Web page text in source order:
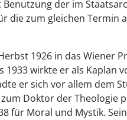
der im
die zum gleichen Termin
1926 in das Wiener
wirkte er als Kaplan
er sich vor allem dem
Doktor der Theologie
für Moral und Mystik.